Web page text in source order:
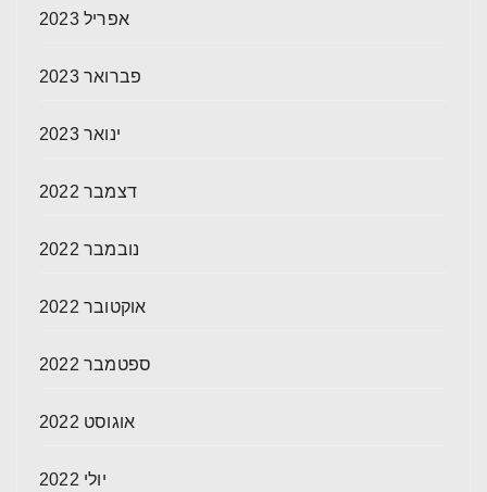
אפריל 2023
פברואר 2023
ינואר 2023
דצמבר 2022
נובמבר 2022
אוקטובר 2022
ספטמבר 2022
אוגוסט 2022
יולי 2022